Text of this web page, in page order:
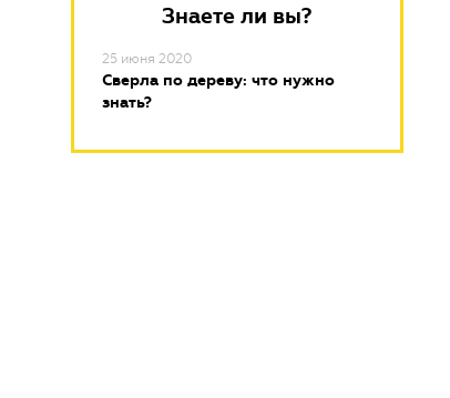
Знаете ли вы?
25 июня 2020
Сверла по дереву: что нужно
знать?